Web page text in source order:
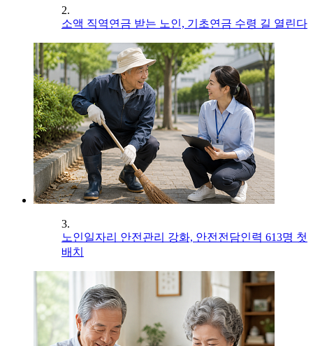
2.
소액 직역연금 받는 노인, 기초연금 수령 길 열린다
3.
노인일자리 안전관리 강화, 안전전담인력 613명 첫
배치